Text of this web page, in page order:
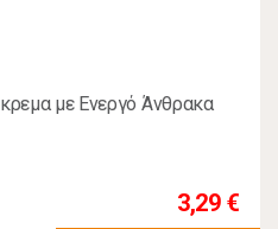
με Ενεργό Άνθρακα
3,29 €